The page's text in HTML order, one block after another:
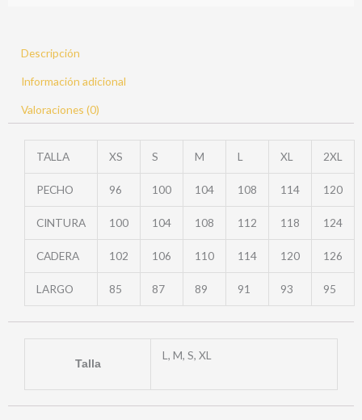
Descripción
Información adicional
Valoraciones (0)
TALLA XS S M L XL 2XL
PECHO 96 100 104 108 114 120
CINTURA 100 104 108 112 118 124
CADERA 102 106 110 114 120 126
LARGO 85 87 89 91 93 95
Talla
L, M, S, XL